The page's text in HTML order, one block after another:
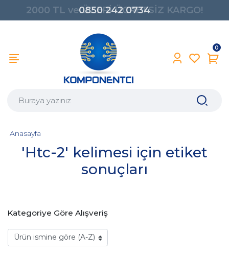
2000 TL ve ÜZERİ ÜCRETSİZ KARGO!
0850 242 0734
0
'Htc-2' kelimesi için etiket
sonuçları
Anasayfa
Kategoriye Göre Alışveriş